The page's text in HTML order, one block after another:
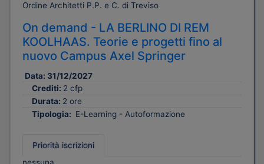
Ordine Architetti P.P. e C. di Treviso
On demand - LA BERLINO DI REM
KOOLHAAS. Teorie e progetti fino al
nuovo Campus Axel Springer
Data: 31/12/2027
Crediti: 2 cfp
Durata: 2 ore
Tipologia: E-Learning - Autoformazione
Priorità iscrizioni